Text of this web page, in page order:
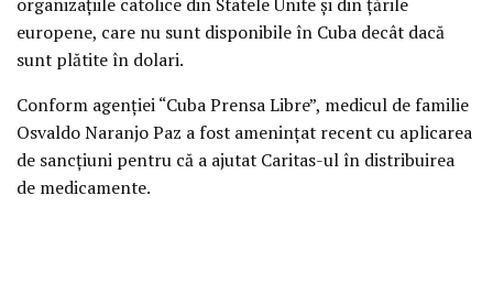
europene, care nu sunt disponibile în Cuba decât dacă
sunt plătite în dolari.
Conform agenţiei “Cuba Prensa Libre”, medicul de familie
Osvaldo Naranjo Paz a fost ameninţat recent cu aplicarea
de sancţiuni pentru că a ajutat Caritas-ul în distribuirea
de medicamente.